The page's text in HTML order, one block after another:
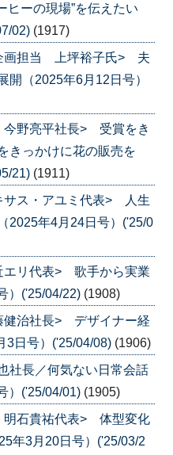
ーの現場”を伝えたい
02) (1917)
画担当 上坪裕子氏> 夫
開（2025年6月12日号）
野亮平社長> 受賞をき
きっかけに花の販売を
21) (1911)
ス・アユミ代表> 人生
2025年4月24日号）('25/0
リ代表> 歌手から実業
）('25/04/22) (1908)
治社長> デザイナー経
3日号）('25/04/08) (1906)
長／何気ない日常会話
）('25/04/01) (1905)
石貴祐代表> 体型変化
年3月20日号）('25/03/2